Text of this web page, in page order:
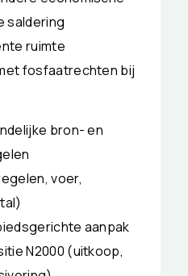
saldering
ruimte
fosfaatrechten bij
bron- en
voer,
aanpak
N2000 (uitkoop,